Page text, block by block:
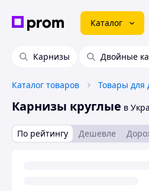
Каталог
Карнизы Двойные
Каталог товаров Товары для
Карнизы круглые в
По рейтингу Дешевле